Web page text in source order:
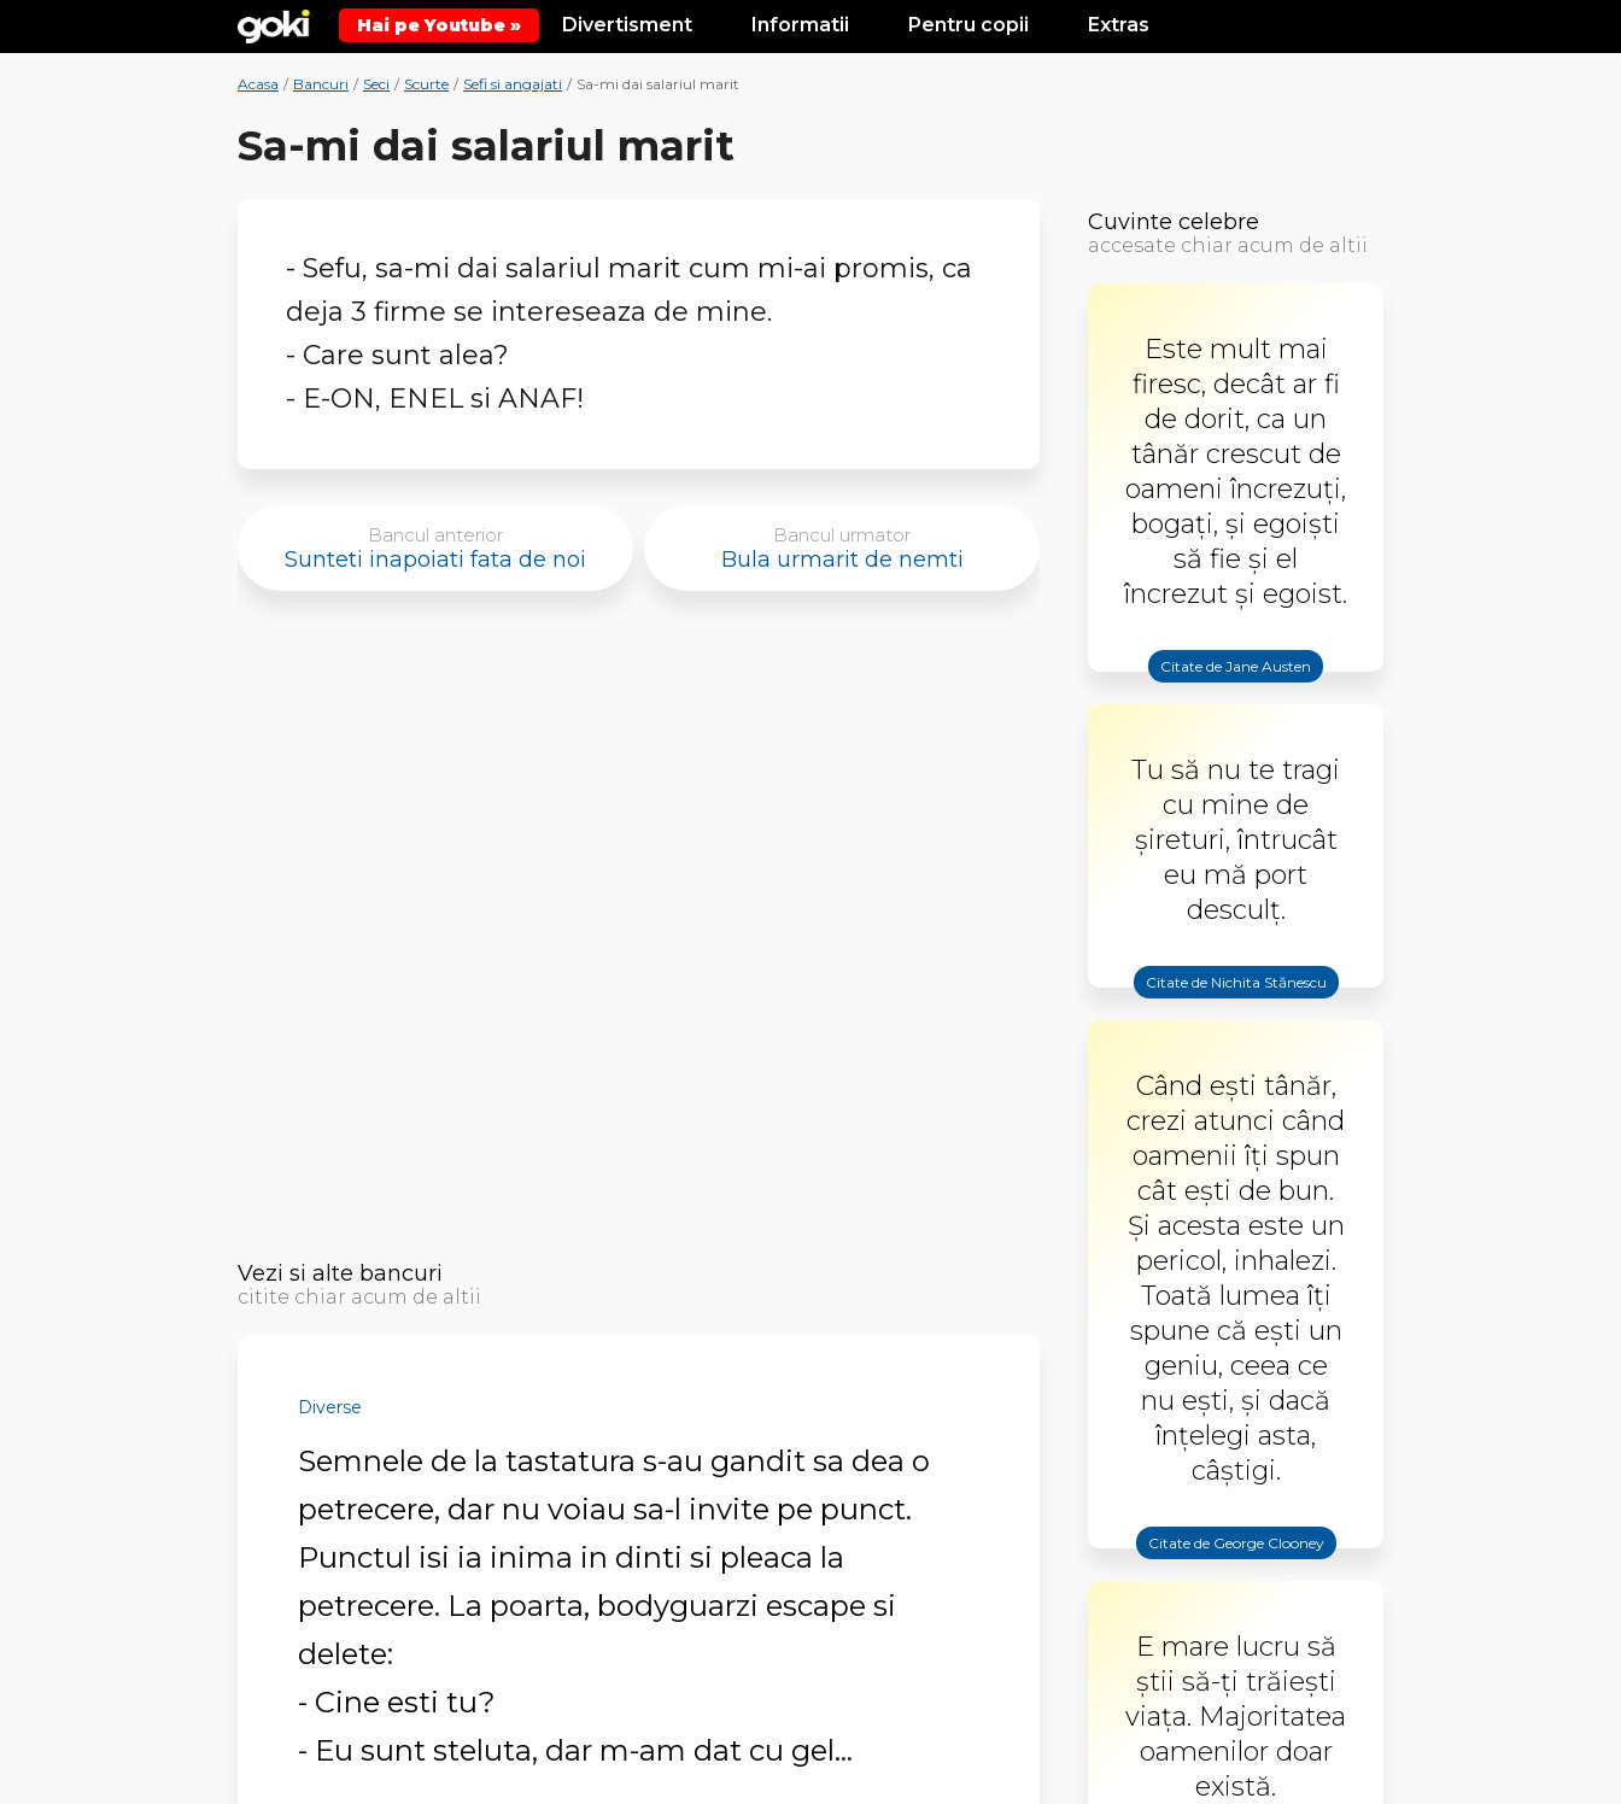
Hai pe Youtube » Divertisment Informatii Pentru copii Extras
Acasa / Bancuri / Seci / Scurte / Sefi si angajati / Sa-mi dai salariul marit
Sa-mi dai salariul marit
- Sefu, sa-mi dai salariul marit cum mi-ai promis, ca
deja 3 firme se intereseaza de mine.
- Care sunt alea?
- E-ON, ENEL si ANAF!
Bancul anterior
Sunteti inapoiati fata de noi
Bancul urmator
Bula urmarit de nemti
Vezi si alte bancuri
citite chiar acum de altii
Diverse
Semnele de la tastatura s-au gandit sa dea o
petrecere, dar nu voiau sa-l invite pe punct.
Punctul isi ia inima in dinti si pleaca la
petrecere. La poarta, bodyguarzi escape si
delete:
- Cine esti tu?
- Eu sunt steluta, dar m-am dat cu gel...
Cuvinte celebre
accesate chiar acum de altii
Este mult mai
firesc, decât ar fi
de dorit, ca un
tânăr crescut de
oameni încrezuţi,
bogaţi, şi egoişti
să fie şi el
încrezut şi egoist.
Citate de Jane Austen
Tu să nu te tragi
cu mine de
șireturi, întrucât
eu mă port
desculț.
Citate de Nichita Stănescu
Când eşti tânăr,
crezi atunci când
oamenii îţi spun
cât eşti de bun.
Şi acesta este un
pericol, inhalezi.
Toată lumea îţi
spune că eşti un
geniu, ceea ce
nu eşti, şi dacă
înţelegi asta,
câştigi.
Citate de George Clooney
E mare lucru să
știi să-ți trăiești
viața. Majoritatea
oamenilor doar
există.